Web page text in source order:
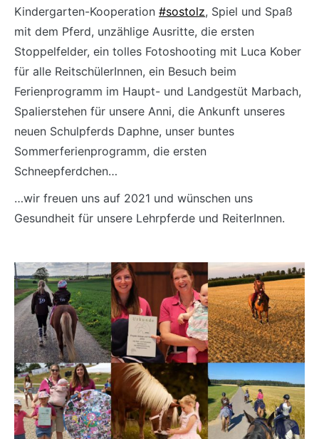
Kindergarten-Kooperation #sostolz, Spiel und Spaß
mit dem Pferd, unzählige Ausritte, die ersten
Stoppelfelder, ein tolles Fotoshooting mit Luca Kober
für alle ReitschülerInnen, ein Besuch beim
Ferienprogramm im Haupt- und Landgestüt Marbach,
Spalierstehen für unsere Anni, die Ankunft unseres
neuen Schulpferds Daphne, unser buntes
Sommerferienprogramm, die ersten
Schneepferdchen…
…wir freuen uns auf 2021 und wünschen uns
Gesundheit für unsere Lehrpferde und ReiterInnen.